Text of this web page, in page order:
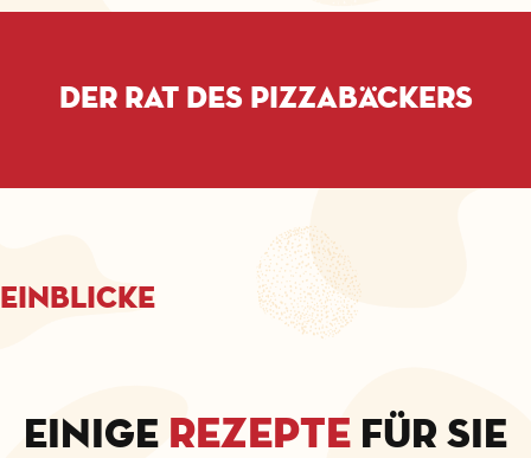
Der Rat des Pizzabäckers
Einblicke
Einige Rezepte für Sie